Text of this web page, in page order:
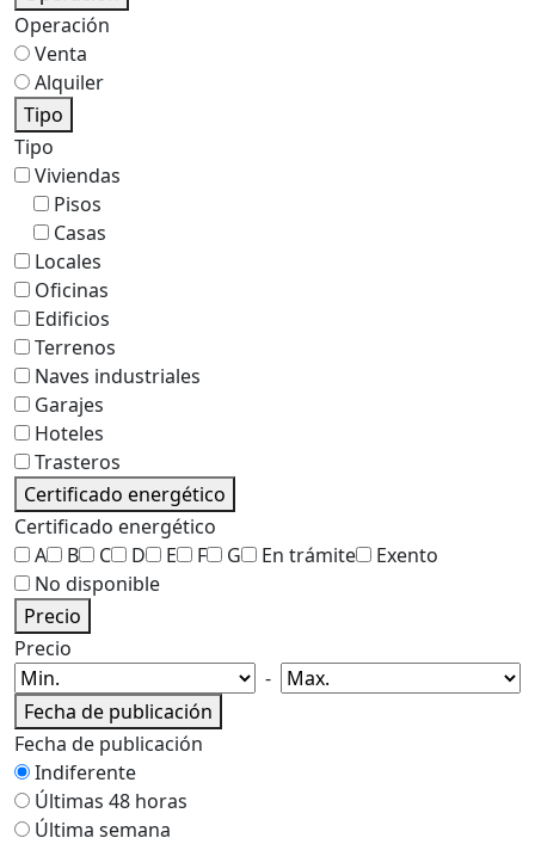
Operación
Venta
Alquiler
Tipo
Tipo
Viviendas
Pisos
Casas
Locales
Oficinas
Edificios
Terrenos
Naves industriales
Garajes
Hoteles
Trasteros
Certificado energético
Certificado energético
A
B C D E F G En trámite
Exento
No disponible
Precio
Precio
-
Fecha de publicación
Fecha de publicación
Indiferente
Últimas 48 horas
Última semana